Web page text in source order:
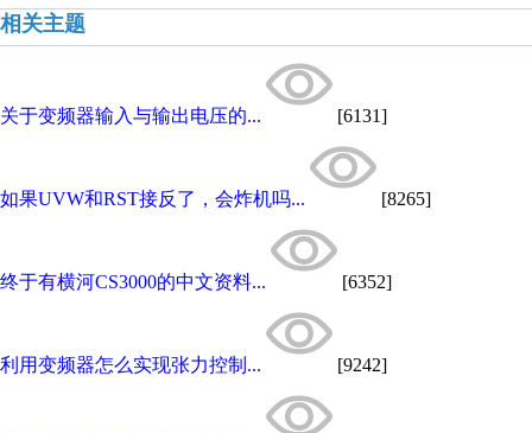
相关主题
关于变频器输入与输出电压的... [6131]
如果UVW和RST接反了，会炸机吗... [8265]
终于有横河CS3000的中文资料... [6352]
利用变频器怎么实现张力控制... [9242]